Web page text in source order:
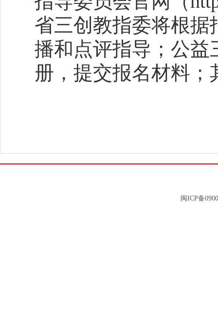
省三创教指委将根
播和点评指导；公益
册，提交报名材料
闽ICP备